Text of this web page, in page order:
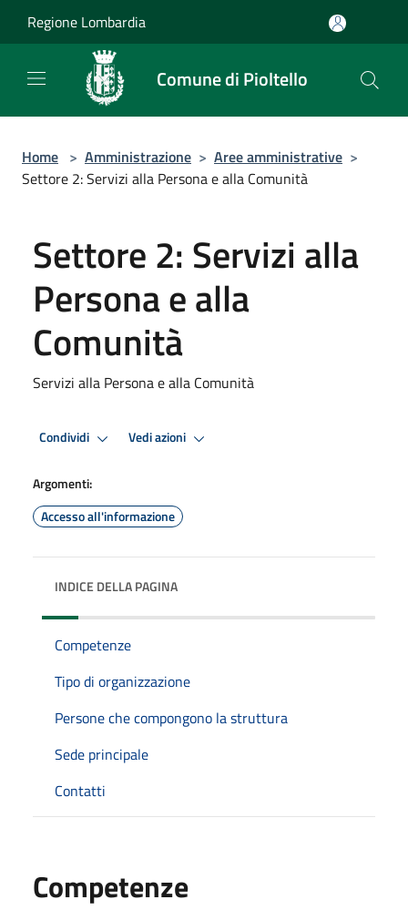
Regione Lombardia
Comune di Pioltello
Home > Amministrazione > Aree amministrative >
Settore 2: Servizi alla Persona e alla Comunità
Settore 2: Servizi alla
Persona e alla
Comunità
Servizi alla Persona e alla Comunità
Condividi Vedi azioni
Argomenti:
Accesso all'informazione
INDICE DELLA PAGINA
Competenze
Tipo di organizzazione
Persone che compongono la struttura
Sede principale
Contatti
Competenze